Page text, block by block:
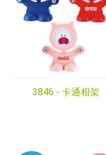
3846 - 卡通相架